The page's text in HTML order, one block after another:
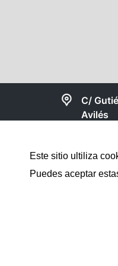
Este sitio ultiliza
Puedes aceptar
C/
Avilés